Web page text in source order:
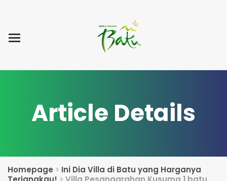
Blog Post
Article Details
Homepage > Ini Dia Villa di Batu yang Harganya